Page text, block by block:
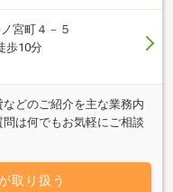
宮町４－５
歩10分
どのご紹介を主な業務内
は何でもお気軽にご相談
取り扱う